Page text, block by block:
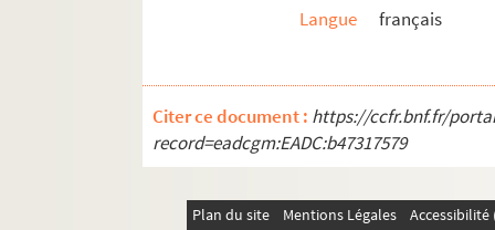
Langue
français
Citer ce document : https://ccfr.bnf.fr/
record=eadcgm:EADC:b47317579
Plan du site Mentions Légales